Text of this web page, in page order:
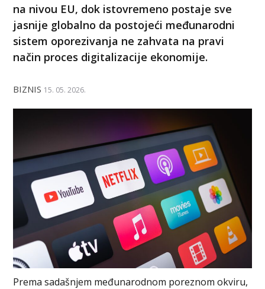
na nivou EU, dok istovremeno postaje sve
jasnije globalno da postojeći međunarodni
sistem oporezivanja ne zahvata na pravi
način proces digitalizacije ekonomije.
BIZNIS 15. 05. 2026.
Prema sadašnjem međunarodnom poreznom okviru,